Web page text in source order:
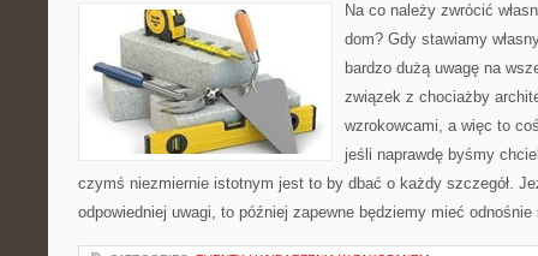
Na co należy zwrócić
dom? Gdy stawiamy
bardzo dużą uwagę na
związek z chociażby
wzrokowcami, a więc to
jeśli naprawdę byśmy
czymś niezmiernie istotnym jest to by dbać o każdy szczegół.
odpowiedniej uwagi, to później zapewne będziemy mieć